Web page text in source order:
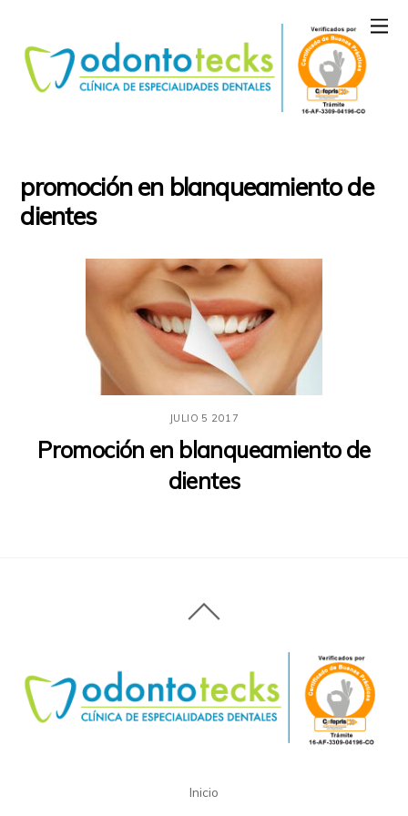
promoción en blanqueamiento de
dientes
JULIO 5 2017
Promoción en blanqueamiento de
dientes
Inicio